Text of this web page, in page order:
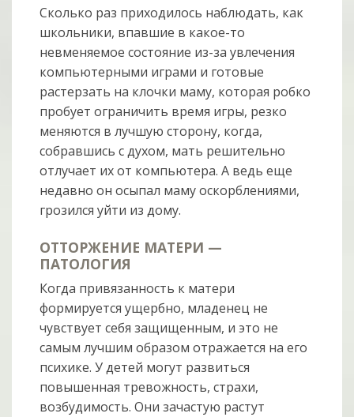
Сколько раз приходилось наблюдать, как
школьники, впавшие в какое-то
невменяемое состояние из-за увлечения
компьютерными играми и готовые
растерзать на клочки маму, которая робко
пробует ограничить время игры, резко
меняются в лучшую сторону, когда,
собравшись с духом, мать решительно
отлучает их от компьютера. А ведь еще
недавно он осыпал маму оскорблениями,
грозился уйти из дому.
ОТТОРЖЕНИЕ МАТЕРИ —
ПАТОЛОГИЯ
Когда привязанность к матери
формируется ущербно, младенец не
чувствует себя защищенным, и это не
самым лучшим образом отражается на его
психике. У детей могут развиться
повышенная тревожность, страхи,
возбудимость. Они зачастую растут